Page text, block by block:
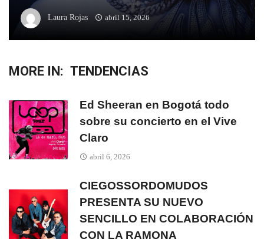
Laura Rojas abril 15, 2026
MORE IN: TENDENCIAS
Ed Sheeran en Bogotá todo
sobre su concierto en el Vive
Claro
abril 6, 2026
CIEGOSSORDOMUDOS
PRESENTA SU NUEVO
SENCILLO EN COLABORACIÓN
CON LA RAMONA